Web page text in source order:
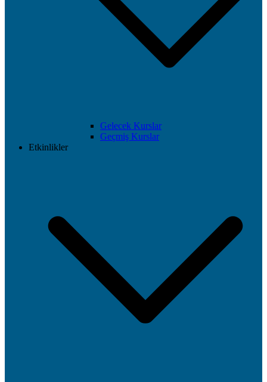
Gelecek Kurslar
Geçmiş Kurslar
Etkinlikler